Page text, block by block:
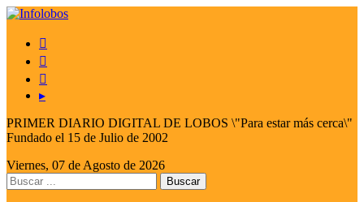



▸
PRIMER DIARIO DIGITAL DE LOBOS \"Para estar más cerca\"
Fundado el 15 de Julio de 2002
Viernes, 07 de Agosto de 2026